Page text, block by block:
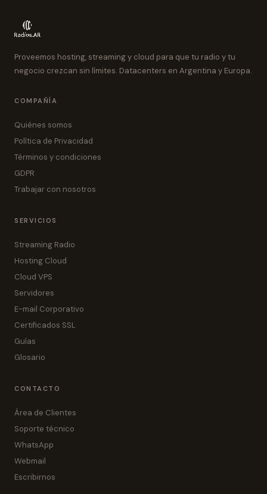
Proveemos hosting, streaming y cloud para que tu radio y tu
negocio crezcan sin límites. Datacenters en Argentina y Europa.
COMPAÑÍA
Quiénes somos
Política de Privacidad
Términos y condiciones
GDPR
Trabajar con nosotros
SERVICIOS
Streaming Radio
Hosting Cloud
Cloud VPS
Servidores
E-mail Corporativo
Certificados SSL
Guías
Glosario
CONTACTO
Área de Clientes
Soporte técnico
WhatsApp
Webmail
Escribirnos